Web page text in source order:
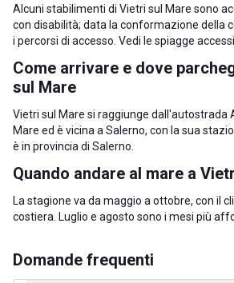
Alcuni stabilimenti di Vietri sul Mare sono
con disabilità; data la conformazione della
i percorsi di accesso. Vedi le spiagge
Come arrivare e dove
sul Mare
Vietri sul Mare si raggiunge dall'autostrada
Mare ed è vicina a Salerno, con la sua
è in provincia di Salerno
Quando andare al mare a
La stagione va da maggio a ottobre, con il
costiera. Luglio e agosto sono i mesi più
Domande frequenti